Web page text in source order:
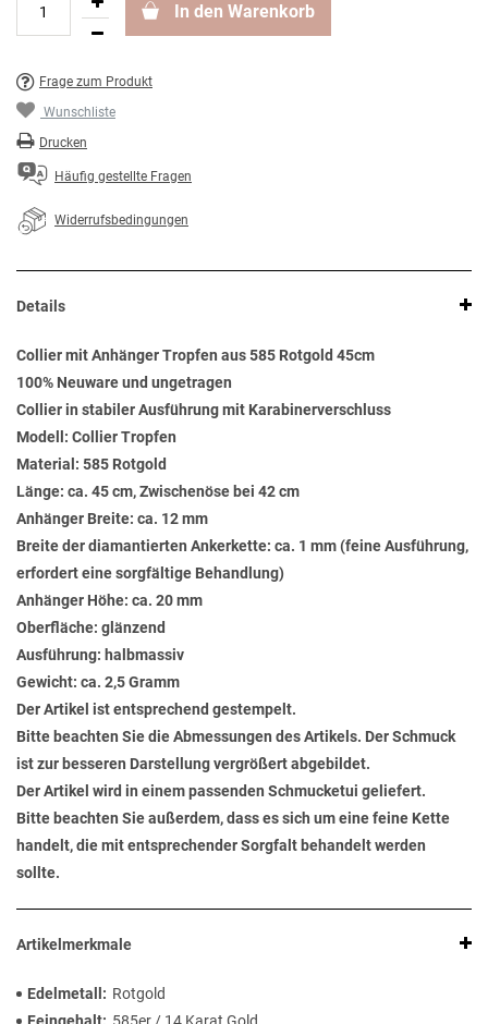
In den Warenkorb
Frage zum Produkt
Wunschliste
Drucken
Häufig gestellte Fragen
Widerrufsbedingungen
Details
Collier mit Anhänger Tropfen aus 585 Rotgold 45cm
100% Neuware und ungetragen
Collier in stabiler Ausführung mit Karabinerverschluss
Modell: Collier Tropfen
Material: 585 Rotgold
Länge: ca. 45 cm, Zwischenöse bei 42 cm
Anhänger Breite: ca. 12 mm
Breite der diamantierten Ankerkette: ca. 1 mm (feine Ausführung,
erfordert eine sorgfältige Behandlung)
Anhänger Höhe: ca. 20 mm
Oberfläche: glänzend
Ausführung: halbmassiv
Gewicht: ca. 2,5 Gramm
Der Artikel ist entsprechend gestempelt.
Bitte beachten Sie die Abmessungen des Artikels. Der Schmuck
ist zur besseren Darstellung vergrößert abgebildet.
Der Artikel wird in einem passenden Schmucketui geliefert.
Bitte beachten Sie außerdem, dass es sich um eine feine Kette
handelt, die mit entsprechender Sorgfalt behandelt werden
sollte.
Artikelmerkmale
Edelmetall
Rotgold